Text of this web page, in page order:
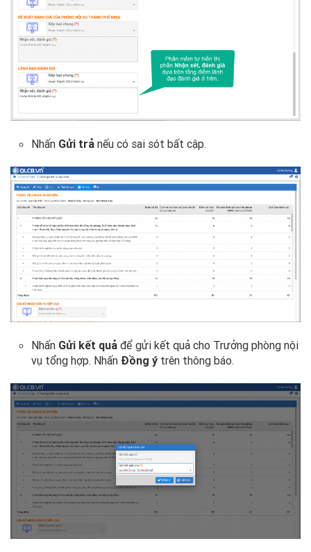
Nhấn Gửi trả nếu có sai sót bất cập.
Nhấn Gửi kết quả để gửi kết quả cho Trưởng phòng nội
vụ tổng hợp. Nhấn Đồng ý trên thông báo.